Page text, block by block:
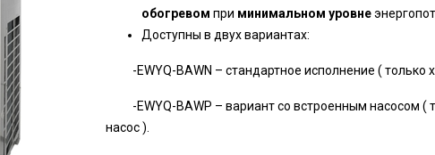
обогревомпри минимальном уровне
Доступны в двух вариантах:
-EWYQ-BAWN – стандартное исполнение ( только
-EWYQ-BAWP – вариант со встроенным насосом (
насос ).